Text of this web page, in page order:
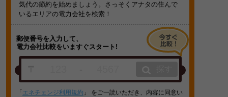
気代の節約を始めましょう。さっそくアナタの住んで
いるエリアの電力会社を検索！
郵便番号を入力して、
電力会社比較をいますぐスタート!
〒 -
「 エネチェンジ利用規約 」 をご一読いただき、内容に同意い